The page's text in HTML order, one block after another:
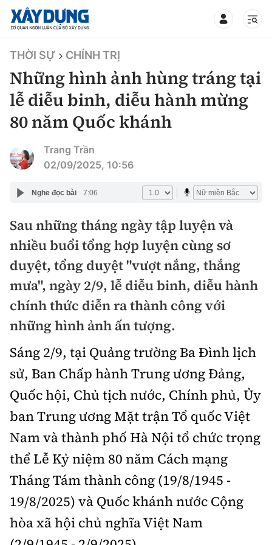
TIN BỘ XÂY DỰNG
CHUYÊN MỤC
Mới nhất
Thời sự
Chính trị
Xã hội
Chuyện dọc đường
Cải chính
Xây dựng
Chỉ đạo điều hành
Quy hoạch kiến trúc
Vật liệu xây dựng
Giám định chất lượng
Quản lý đô thị
Giao thông
Quản lý
Đường bộ
Hàng không
Đường sắt
Đăng kiểm
Đường sắt tốc độ cao
Đường thủy
Hàng hải
Đường sắt đô thị
Kinh tế
Thị trường
Tài chính
Chứng khoán
Bảo hiểm
Doanh nghiệp
Pháp luật
Thanh tra
An ninh hình sự
Điều tra
Pháp đình
Hỏi - Đáp
An toàn giao thông
Giao thông 24h
ATGT địa phương
Văn hóa giao thông
Lái xe an toàn
Chung tay vì ATGT
Chất lượng sống
Giáo dục
Y tế
Đời sống
Lao động - Công đoàn
Văn hóa - Giải Trí
Văn hóa
Showbiz
Thể thao
Bóng đá
Bình luận
Công nghệ
THỜI SỰ CHÍNH TRỊ
Những hình ảnh hùng tráng tại
lễ diễu binh, diễu hành mừng
80 năm Quốc khánh
Trang Trần
02/09/2025, 10:56
Nghe đọc bài 7:06
Sau những tháng ngày tập luyện và
nhiều buổi tổng hợp luyện cùng sơ
duyệt, tổng duyệt "vượt nắng, thắng
mưa", ngày 2/9, lễ diễu binh, diễu hành
chính thức diễn ra thành công với
những hình ảnh ấn tượng.
Sáng 2/9, tại Quảng trường Ba Đình lịch
sử, Ban Chấp hành Trung ương Đảng,
Quốc hội, Chủ tịch nước, Chính phủ, Ủy
ban Trung ương Mặt trận Tổ quốc Việt
Nam và thành phố Hà Nội tổ chức trọng
thể Lễ Kỷ niệm 80 năm Cách mạng
Tháng Tám thành công (19/8/1945 -
19/8/2025) và Quốc khánh nước Cộng
hòa xã hội chủ nghĩa Việt Nam